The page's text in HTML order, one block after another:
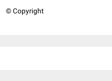
© Copyright